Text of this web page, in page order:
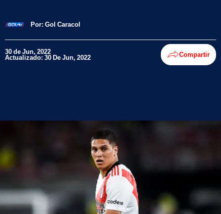
Por: Gol Caracol
30 de Jun, 2022
Actualizado: 30 De Jun, 2022 Compartir